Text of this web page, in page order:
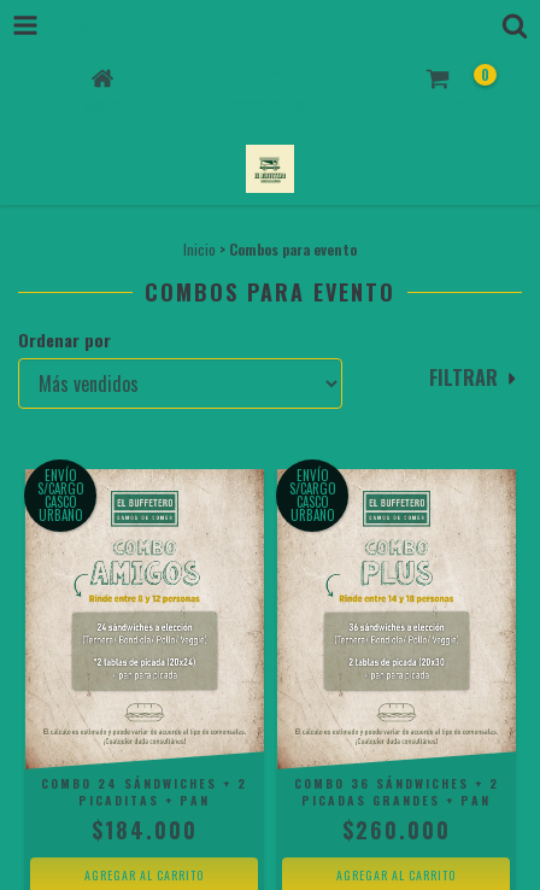
0
Inicio > Combos para evento
COMBOS PARA EVENTO
Ordenar por
FILTRAR
ENVÍO
S/CARGO
CASCO
URBANO
COMBO 24 SÁNDWICHES + 2
PICADITAS + PAN
$184.000
ENVÍO
S/CARGO
CASCO
URBANO
COMBO 36 SÁNDWICHES + 2
PICADAS GRANDES + PAN
$260.000